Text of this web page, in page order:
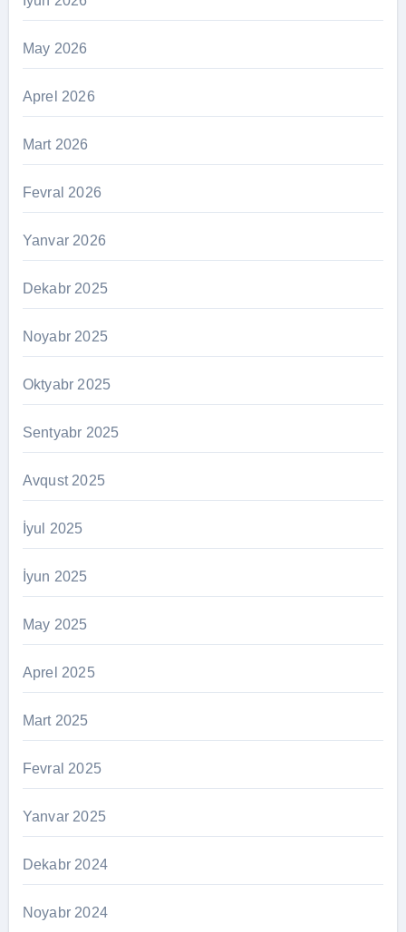
May 2026
Aprel 2026
Mart 2026
Fevral 2026
Yanvar 2026
Dekabr 2025
Noyabr 2025
Oktyabr 2025
Sentyabr 2025
Avqust 2025
İyul 2025
İyun 2025
May 2025
Aprel 2025
Mart 2025
Fevral 2025
Yanvar 2025
Dekabr 2024
Noyabr 2024